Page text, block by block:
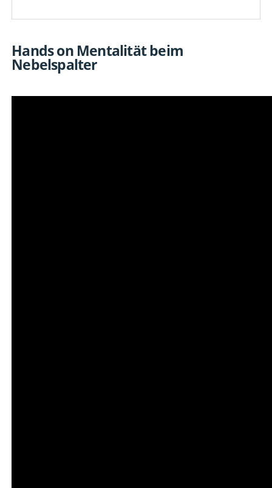
Hands on Mentalität beim
Nebelspalter